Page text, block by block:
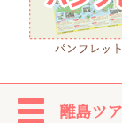
離島ツ